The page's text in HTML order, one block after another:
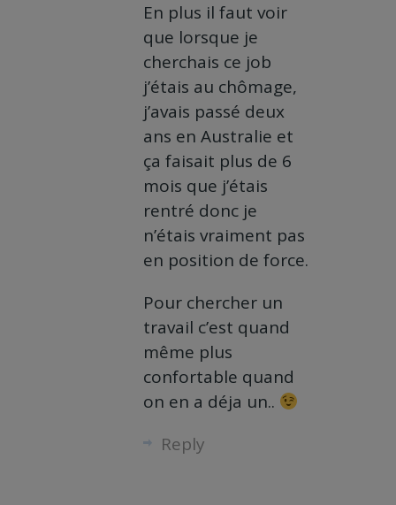
En plus il faut voir
que lorsque je
cherchais ce job
j’étais au chômage,
j’avais passé deux
ans en Australie et
ça faisait plus de 6
mois que j’étais
rentré donc je
n’étais vraiment pas
en position de force.
Pour chercher un
travail c’est quand
même plus
confortable quand
on en a déja un..
Reply